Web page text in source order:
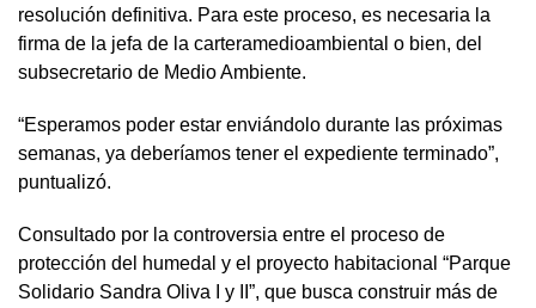
resolución definitiva. Para este proceso, es necesaria la
firma de la jefa de la carteramedioambiental o bien, del
subsecretario de Medio Ambiente.
“Esperamos poder estar enviándolo durante las próximas
semanas, ya deberíamos tener el expediente terminado”,
puntualizó.
Consultado por la controversia entre el proceso de
protección del humedal y el proyecto habitacional “Parque
Solidario Sandra Oliva I y II”, que busca construir más de